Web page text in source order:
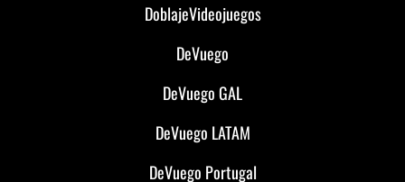
DoblajeVideojuegos
DeVuego
DeVuego GAL
DeVuego LATAM
DeVuego Portugal